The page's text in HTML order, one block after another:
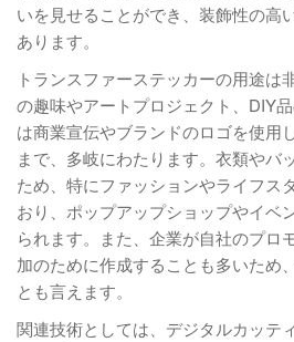
いを見せることができ、装飾性の高
あります。
トランスファーステッカーの用途は
の趣味やアートプロジェクト、DIY
は商業宣伝やブランドのロゴを使用
まで、多岐にわたります。衣類やバ
ため、特にファッションやライフス
おり、ポップアップショップやイベ
られます。また、企業が自社のプロ
加のために作成することも多いため
とも言えます。
関連技術としては、デジタルカッテ